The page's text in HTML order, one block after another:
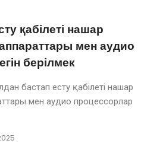
қабілеті нашар
мен аудио
берілмек
бастап есту қабілеті нашар
мен аудио процессорлар